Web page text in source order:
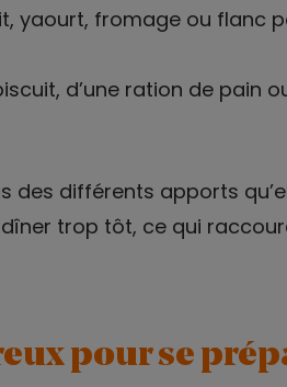
yaourt, fromage ou flanc
d’une ration de pain
des différents apports
dîner trop tôt, ce qui
pour se